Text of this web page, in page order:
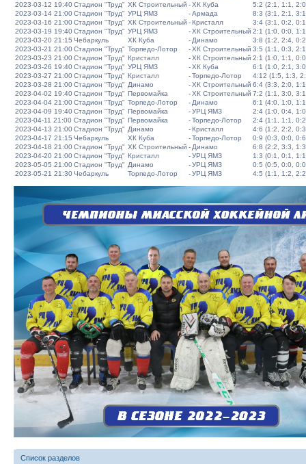
2023-03-12 19:40Стадион "Труд" ХК Строительный -ХК Куба
5:2 (2:1, 1:1,
2023-03-14 21:00Стадион "Труд" УРЦ ЯМЗ -Армада
8:3 (3:1, 2:1,
2023-03-16 21:00Стадион "Труд" ХК Строительный -Кристалл
3:4 (3:1, 0:2,
2023-03-19 19:40Стадион "Труд" УРЦ ЯМЗ -ХК Строительный 2:1 (1:0, 0:0,
2023-03-20 21:15 Чебаркуль ХК Куба - Динамо
3:8 (1:2, 2:4,
2023-03-21 21:00Стадион "Труд" Торпедо-Лотор -ХК Строительный 3:5 (1:1, 0:3,
2023-03-23 21:00Стадион "Труд" Кристалл -ХК Строительный 2:1 (1:0, 1:1,
2023-03-26 19:40Стадион "Труд" УРЦ ЯМЗ -ХК Куба
6:1 (1:0, 2:1,
2023-03-27 21:00Стадион "Труд" Кристалл -Торпедо-Лотор
4:12 (1:5, 1:3,
2023-03-28 21:00Стадион "Труд" Динамо -ХК Строительный 6:4 (3:3, 2:0,
2023-04-02 19:40Стадион "Труд" Первомайка -ХК Строительный 7:2 (1:1, 3:0,
2023-04-04 21:00Стадион "Труд" Торпедо-Лотор - Динамо
6:1 (4:0, 1:0,
2023-04-09 19:40Стадион "Труд" Первомайка -УРЦ ЯМЗ
2:4 (1:0, 0:4,
2023-04-11 21:00 Стадион "Труд" Первомайка -Торпедо-Лотор
2:4 (1:1, 1:1,
2023-04-13 21:00Стадион "Труд" Динамо -Кристалл
4:6 (1:2, 2:2,
2023-04-17 21:15 Чебаркуль ХК Куба -Торпедо-Лотор
0:9 (0:3, 0:0,
2023-04-18 21:00Стадион "Труд" ХК Строительный - Динамо
6:8 (2:2, 3:3,
2023-04-20 21:00Стадион "Труд" Кристалл -УРЦ ЯМЗ
1:3 (0:1, 0:1,
2023-05-05 21:00Стадион "Труд" Динамо -УРЦ ЯМЗ
0:5 (0:5, 0:0,
2023-05-21 21:30Чебаркуль Торпедо-Лотор -УРЦ ЯМЗ 4:5 (1:1, 1:2,
Список разделов